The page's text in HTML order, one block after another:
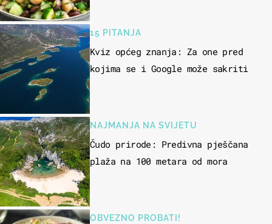
15 PITANJA
Kviz općeg znanja: Za one pred
kojima se i Google može sakriti
NAJMANJA NA SVIJETU
Čudo prirode: Predivna pješčana
plaža na 100 metara od mora
OBVEZNO PROBATI!